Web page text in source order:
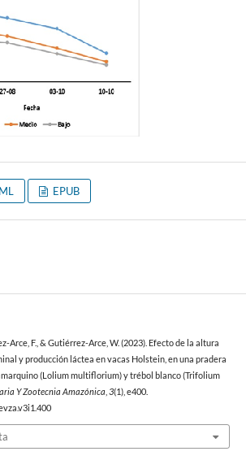
EPUB
Arce, F., & Gutiérrez-Arce, W. (2023). Efecto de la altura
y producción láctea en vacas Holstein, en una pradera
(Lolium multiflorium) y trébol blanco (Trifolium
Y Zootecnia Amazónica 3(1), e400.